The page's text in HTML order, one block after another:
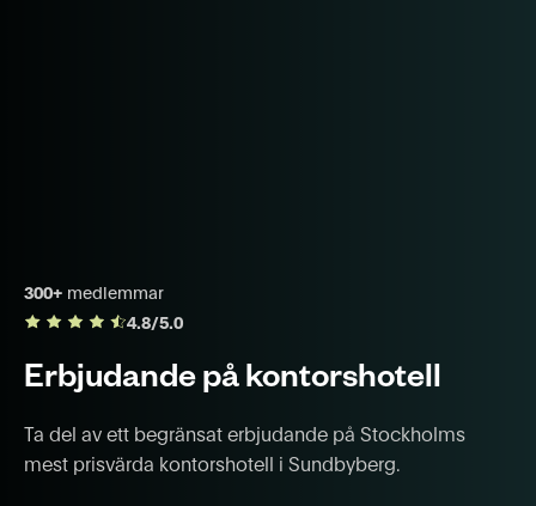
300+ medlemmar
4.8/5.0
Erbjudande på kontorshotell
Ta del av ett begränsat erbjudande på Stockholms
mest prisvärda kontorshotell i Sundbyberg.